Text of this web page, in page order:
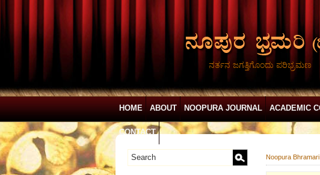
ನರ್ತನ ಜಗತ್ತಿಗೊಂದು ಪರಿಭ್ರಮಣ
HOME ABOUT NOOPURA JOURNAL ACADEMIC
CONTACT
Noopura